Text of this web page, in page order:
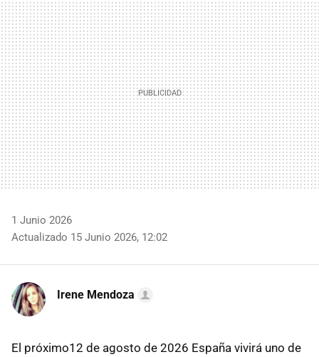
MAIL
1 Junio 2026
Actualizado 15 Junio 2026, 12:02
Irene Mendoza
El próximo12 de agosto de 2026 España vivirá uno de